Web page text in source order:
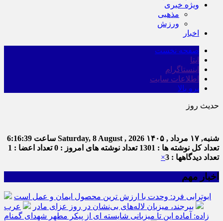
ویژه خبری
مذهبی
ورزش
اخبار
صفحه نخست
ایتا
اینستاگرام
اطلاعات سایت
برو بالا
حدیث روز
شنبه, ۱۷ مرداد , ۱۴۰۵ Saturday, 8 August , 2026 ساعت 6:16:39
تعداد کل نوشته ها : 1301
تعداد نوشته های امروز : 0
تعداد اعضا : 1
تعداد دیدگاهها : 3
×
اخبار مهم
ابوترابی فرد: وحدت با ارزش ترین محصول ایمان و عمل است
بیرجند، میزبان لاله‌های بی‌نشان در روز عزای مادر
عرب
زاده: آماده این تا میزبانی شایسته ای از پیکر مطهر شهدای گمنام